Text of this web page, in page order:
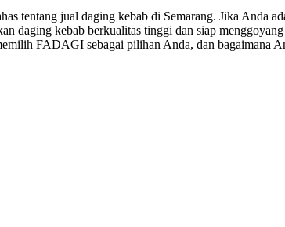
tentang jual daging kebab di Semarang. Jika Anda
daging kebab berkualitas tinggi dan siap
FADAGI sebagai pilihan Anda, dan bagaimana